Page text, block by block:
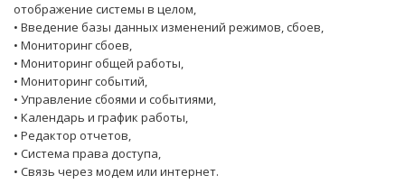
отображение системы в целом,
• Введение базы данных изменений режимов, сбоев,
• Мониторинг сбоев,
• Мониторинг общей работы,
• Мониторинг событий,
• Управление сбоями и событиями,
• Календарь и график работы,
• Редактор отчетов,
• Система права доступа,
• Связь через модем или интернет.